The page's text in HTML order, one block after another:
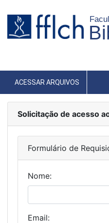
ACESSAR ARQUIVOS
Solicitação de acesso
Formulário de
Nome:
Email: